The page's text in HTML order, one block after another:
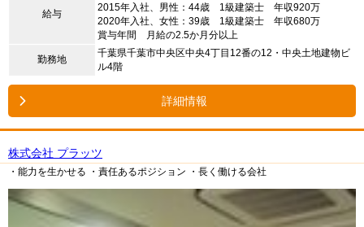
給与
2015年入社、男性：44歳 1級建築士 年収920万
2020年入社、女性：39歳 1級建築士 年収680万
賞与年間 月給の2.5か月分以上
勤務地
千葉県千葉市中央区中央4丁目12番の12・中央土地建物ビ
ル4階
詳細情報
株式会社 プラッツ
・能力を生かせる ・責任あるポジション ・長く働ける会社